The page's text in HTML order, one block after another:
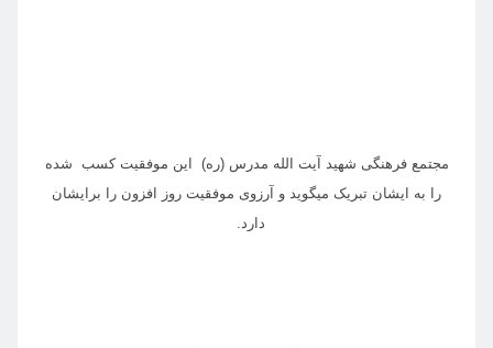
مجتمع فرهنگی شهید آیت الله مدرس (ره) این موفقیت کسب شده
را به ایشان تبریک میگوید و آرزوی موفقیت روز افزون را برایشان
دارد.